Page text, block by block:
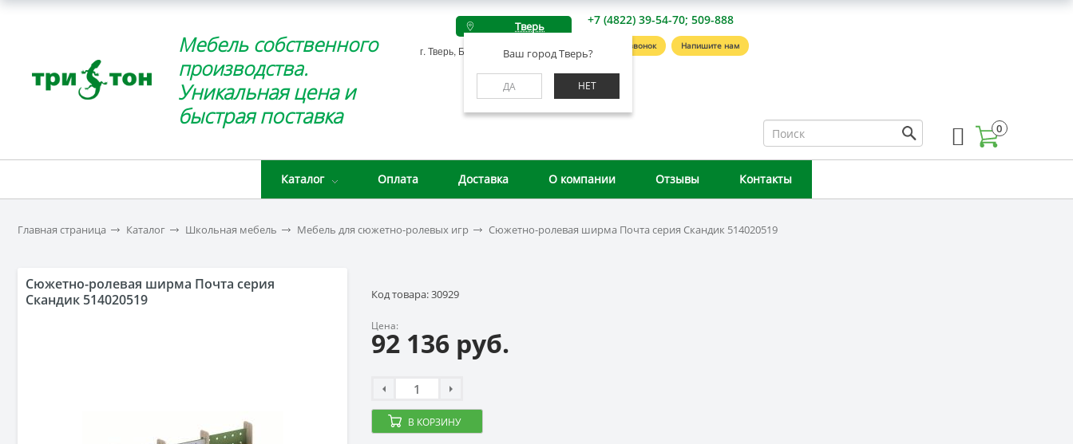
Мебель собственного
производства.
Уникальная цена и
быстрая поставка
Тверь
Ваш город Тверь?
ДА НЕТ
г. Тверь, Беляковский пер., д. 46А
+7 (4822) 39-54-70; 509-888
Заказать звонок Напишите нам
0
Каталог Оплата Доставка О компании Отзывы Контакты
Главная страница Каталог Школьная мебель Мебель для сюжетно-ролевых игр Сюжетно-ролевая ширма Почта серия Скандик 514020519
Сюжетно-ролевая ширма Почта серия
Скандик 514020519
Код товара: 30929
Цена:
92 136 руб.
В КОРЗИНУ